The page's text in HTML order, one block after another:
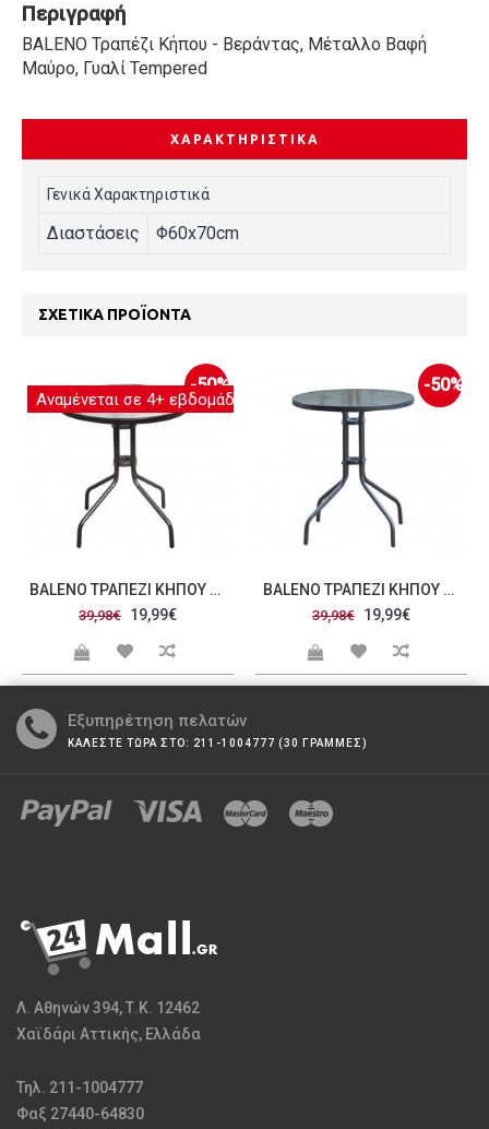
Περιγραφή
BALENO Τραπέζι Κήπου - Βεράντας, Μέταλλο Βαφή
Μαύρο, Γυαλί Tempered
ΧΑΡΑΚΤΗΡΙΣΤΙΚΆ
Γενικά Χαρακτηριστικά
Διαστάσεις Φ60x70cm
ΣΧΕΤΙΚΆ ΠΡΟΪΌΝΤΑ
-50%
Αναμένεται σε 4+ εβδομάδες
BALENO ΤΡΑΠΈΖΙ ΚΉΠΟΥ ΒΕΡΆΝΤΑΣ ΜΈΤΑΛΛΟ ΒΑΦΉ ΚΑΦΈ ΓΥΑΛΊ TEMPERED C422004
39,98€ 19,99€
-50%
BALENO ΤΡΑΠΈΖΙ ΚΉΠΟΥ ΒΕΡΆΝΤΑΣ ΜΈΤΑΛΛΟ ΒΑΦΉ ΑΝΘΡΑΚΊ ΓΥΑΛΊ TEMPERED C422007
39,98€ 19,99€
Εξυπηρέτηση πελατών
ΚΑΛΕΣΤΕ ΤΩΡΑ ΣΤΟ: 211-1004777 (30 ΓΡΑΜΜΕΣ)
Λ. Αθηνών 394, Τ.Κ. 12462
Χαϊδάρι Αττικής, Ελλάδα
Τηλ. 211-1004777
Φαξ 27440-64830